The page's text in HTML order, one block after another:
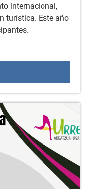
internacional,
turística. Este año
IRONMAN